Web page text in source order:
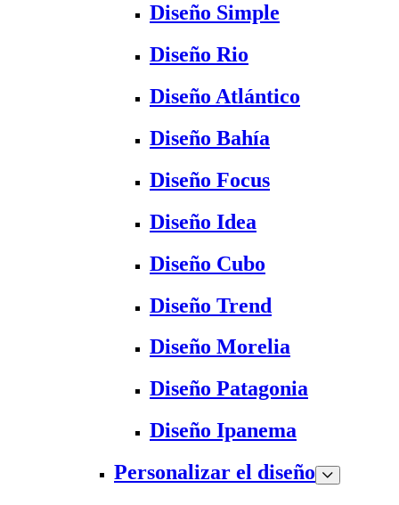
Diseño Simple
Diseño Rio
Diseño Atlántico
Diseño Bahía
Diseño Focus
Diseño Idea
Diseño Cubo
Diseño Trend
Diseño Morelia
Diseño Patagonia
Diseño Ipanema
Personalizar el diseño